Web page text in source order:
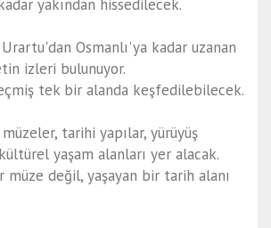
yakından hissedilecek.
Osmanlı'ya kadar uzanan
izleri bulunuyor.
tek bir alanda keşfedilebilecek.
tarihi yapılar, yürüyüş
yaşam alanları yer alacak.
müze değil, yaşayan bir tarih alanı